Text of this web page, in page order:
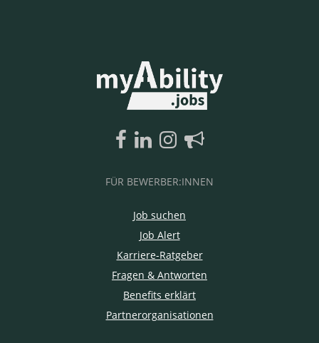
FÜR BEWERBER:INNEN
Job suchen
Job Alert
Karriere-Ratgeber
Fragen & Antworten
Benefits erklärt
Partnerorganisationen